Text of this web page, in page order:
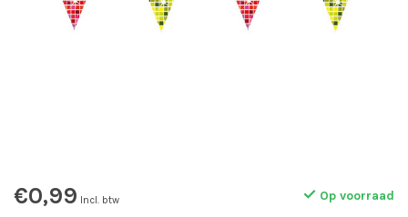
€0,99 Incl. btw Op voorraad